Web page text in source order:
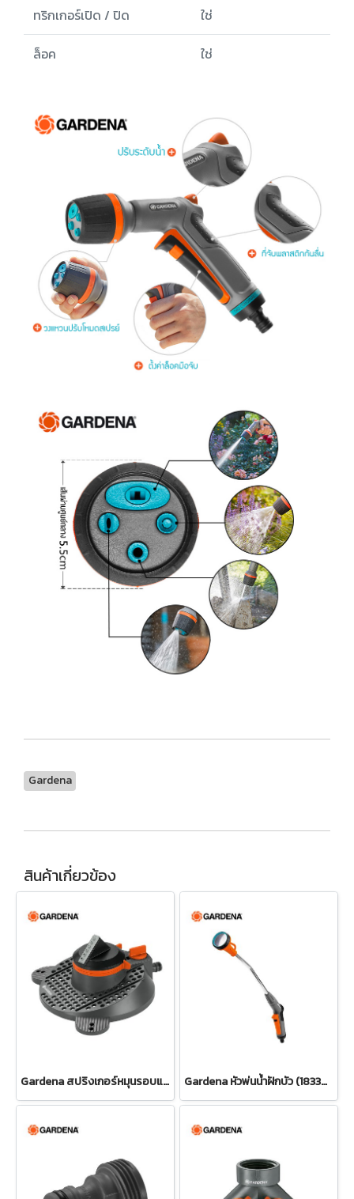
ทริกเกอร์เปิด / ปิด ใช่
ล็อค ใช่
Gardena
สินค้าเกี่ยวข้อง
Gardena สปริงเกอร์หมุนรอบแบบปรับได้ Tango (02065-20) Gardena หัวพ่นน้ำฝักบัว (18330-20)